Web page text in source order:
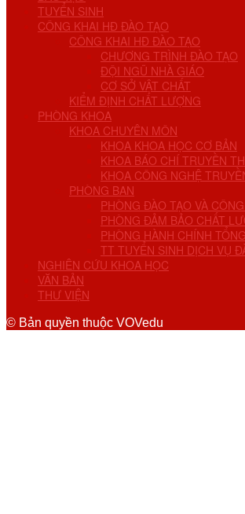
TUYỂN SINH
CÔNG KHAI HĐ ĐÀO TẠO
CÔNG KHAI HĐ ĐÀO TẠO
CHƯƠNG TRÌNH ĐÀO TẠO
ĐỘI NGŨ NHÀ GIÁO
CƠ SỞ VẬT CHẤT
KIỂM ĐỊNH CHẤT LƯỢNG
PHÒNG KHOA
KHOA CHUYÊN MÔN
KHOA KHOA HỌC CƠ BẢN
KHOA BÁO CHÍ TRUYỀN
KHOA CÔNG NGHỆ
PHÒNG BAN
PHÒNG ĐÀO TẠO VÀ
PHÒNG ĐẢM BẢO CHẤT
PHÒNG HÀNH CHÍNH
TT TUYỂN SINH DỊCH VỤ
NGHIÊN CỨU KHOA HỌC
VĂN BẢN
THƯ VIỆN
© Bản quyền thuộc VOVedu